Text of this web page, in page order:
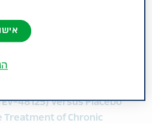
48125) Versus Placebo
of Chronic